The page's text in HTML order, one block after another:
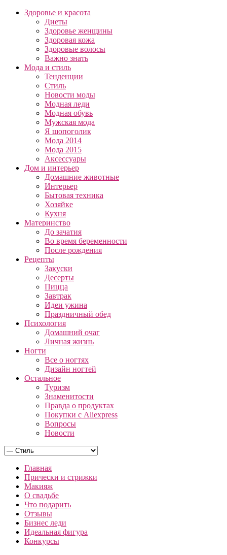
Здоровье и красота
Диеты
Здоровье женщины
Здоровая кожа
Здоровые волосы
Важно знать
Мода и стиль
Тенденции
Стиль
Новости моды
Модная леди
Модная обувь
Мужская мода
Я шопоголик
Мода 2014
Мода 2015
Аксессуары
Дом и интерьер
Домашние животные
Интерьер
Бытовая техника
Хозяйке
Кухня
Материнство
До зачатия
Во время беременности
После рождения
Рецепты
Закуски
Десерты
Пицца
Завтрак
Идеи ужина
Праздничный обед
Психология
Домашний очаг
Личная жизнь
Ногти
Все о ногтях
Дизайн ногтей
Остальное
Туризм
Знаменитости
Правда о продуктах
Покупки с Aliexpress
Вопросы
Новости
Главная
Прически и стрижки
Макияж
О свадьбе
Что подарить
Отзывы
Бизнес леди
Идеальная фигура
Конкурсы